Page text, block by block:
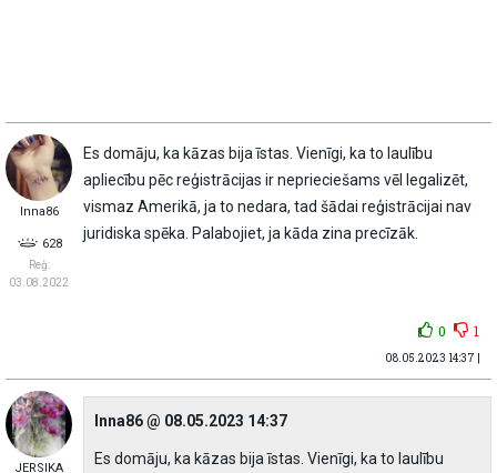
Inna86
628
Reģ:
03.08.2022
Es domāju, ka kāzas bija īstas. Vienīgi, ka to laulību
apliecību pēc reģistrācijas ir neprieciešams vēl legalizēt,
vismaz Amerikā, ja to nedara, tad šādai reģistrācijai nav
juridiska spēka. Palabojiet, ja kāda zina precīzāk.
0 1
08.05.2023 14:37 |
JERSIKA
Inna86 @ 08.05.2023 14:37
Es domāju, ka kāzas bija īstas. Vienīgi, ka to laulību